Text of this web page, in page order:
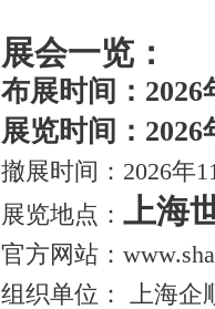
展会一览：
布展时间：2026
展览时间：2026
撤展时间：2026年
展览地点： 上海
官方网站：
组织单位： 上海企